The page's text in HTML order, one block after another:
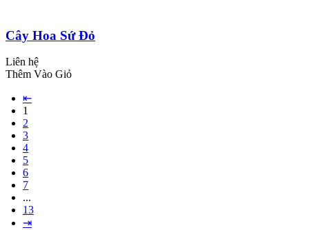
Cây Hoa Sứ Đỏ
Liên hệ
Thêm Vào Giỏ
⇤
1
2
3
4
5
6
7
...
13
⇥